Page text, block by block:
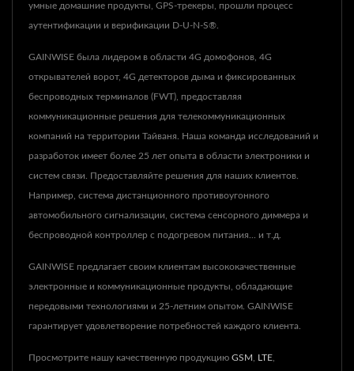
умные домашние продукты, GPS-трекеры, прошли процесс
аутентификации и верификации D-U-N-S®.
GAINWISE была лидером в области 4G домофонов, 4G
открывателей ворот, 4G детекторов дыма и фиксированных
беспроводных терминалов (FWT), предоставляя
коммуникационные решения для телекоммуникационных
компаний на территории Тайваня. Наша команда исследований и
разработок имеет более 25 лет опыта в области электроники и
систем связи. Предоставляйте решения для наших клиентов.
Например, система дистанционного противоугонного
автомобильного сигнализации, система сенсорного диммера и
беспроводной контроллер с подогревом питания... и т.д.
GAINWISE предлагает своим клиентам высококачественные
электронные и коммуникационные продукты, обладающие
передовыми технологиями и 25-летним опытом. GAINWISE
гарантирует удовлетворение потребностей каждого клиента.
Просмотрите нашу качественную продукцию GSM LTE